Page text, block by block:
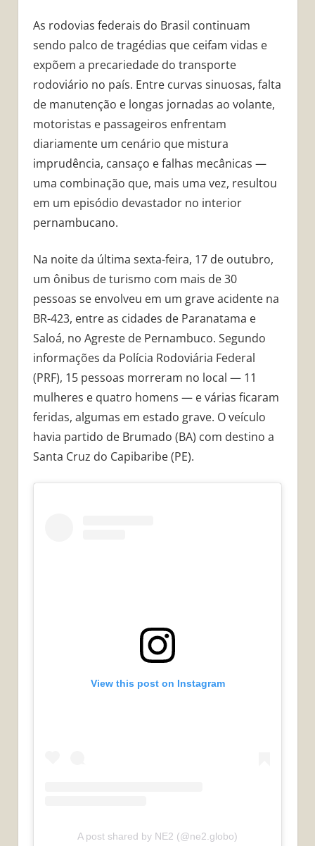
As rodovias federais do Brasil continuam
sendo palco de tragédias que ceifam vidas e
expõem a precariedade do transporte
rodoviário no país. Entre curvas sinuosas, falta
de manutenção e longas jornadas ao volante,
motoristas e passageiros enfrentam
diariamente um cenário que mistura
imprudência, cansaço e falhas mecânicas —
uma combinação que, mais uma vez, resultou
em um episódio devastador no interior
pernambucano.
Na noite da última sexta-feira, 17 de outubro,
um ônibus de turismo com mais de 30
pessoas se envolveu em um grave acidente na
BR-423, entre as cidades de Paranatama e
Saloá, no Agreste de Pernambuco. Segundo
informações da Polícia Rodoviária Federal
(PRF), 15 pessoas morreram no local — 11
mulheres e quatro homens — e várias ficaram
feridas, algumas em estado grave. O veículo
havia partido de Brumado (BA) com destino a
Santa Cruz do Capibaribe (PE).
View this post on Instagram
A post shared by NE2 (@ne2.globo)